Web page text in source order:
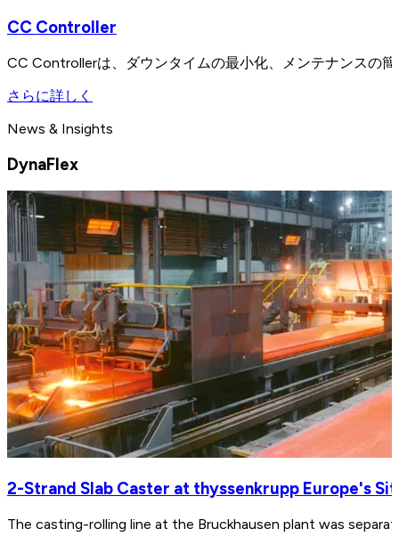
CC Controller
CC Controllerは、ダウンタイムの最小化、メンテナンスの
さらに詳しく
News & Insights
DynaFlex
2-Strand Slab Caster at thyssenkrupp Europe's
The casting-rolling line at the Bruckhausen plant was